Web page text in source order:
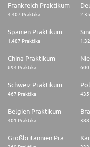
Frankreich Praktikum
4.407 Praktika
Spanien Praktikum
1.487 Praktika
China Praktikum
694 Praktika
Schweiz Praktikum
467 Praktika
Belgien Praktikum
401 Praktika